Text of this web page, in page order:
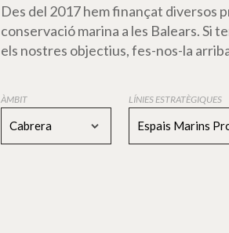
Des del 2017 hem finançat diversos
conservació marina a les Balears. Si
els nostres objectius, fes-nos-la
ÀMBIT
Cabrera
LÍNIES ESTRATÈGIQUES
Espais Marins